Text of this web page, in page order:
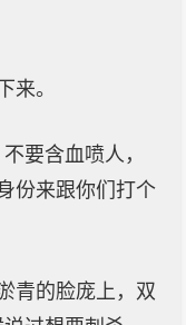
来。
要含血喷人，
份来跟你们打个
青的脸庞上，双